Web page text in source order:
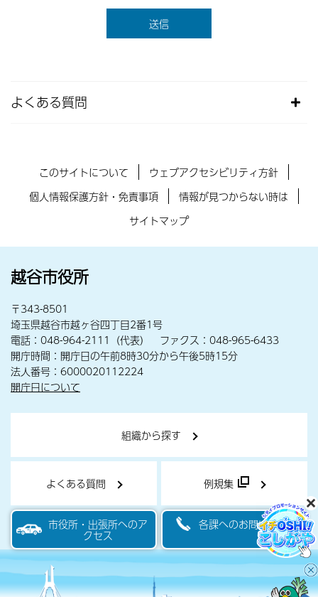
よくある質問
このサイトについて
ウェブアクセシビリティ方針
個人情報保護方針・免責事項
情報が見つからない時は
サイトマップ
越谷市役所
〒343-8501
埼玉県越谷市越ヶ谷四丁目2番1号
電話：048-964-2111（代表） ファクス：048-965-6433
開庁時間：開庁日の午前8時30分から午後5時15分
法人番号：6000020112224
開庁日について
組織から探す
よくある質問 例規集
市役所・出張所へのア
クセス
各課へのお問い合わせ